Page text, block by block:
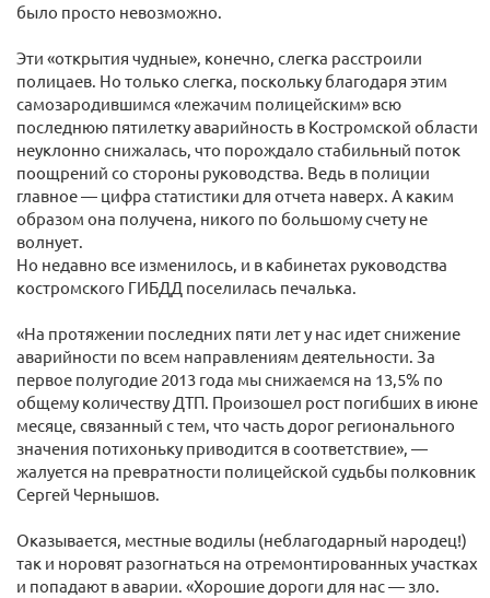
было просто невозможно.
Эти «открытия чудные», конечно, слегка расстроили
полицаев. Но только слегка, поскольку благодаря этим
самозародившимся «лежачим полицейским» всю
последнюю пятилетку аварийность в Костромской области
неуклонно снижалась, что порождало стабильный поток
поощрений со стороны руководства. Ведь в полиции
главное — цифра статистики для отчета наверх. А каким
образом она получена, никого по большому счету не
волнует.
Но недавно все изменилось, и в кабинетах руководства
костромского ГИБДД поселилась печалька.
«На протяжении последних пяти лет у нас идет снижение
аварийности по всем направлениям деятельности. За
первое полугодие 2013 года мы снижаемся на 13,5% по
общему количеству ДТП. Произошел рост погибших в июне
месяце, связанный с тем, что часть дорог регионального
значения потихоньку приводится в соответствие», —
жалуется на превратности полицейской судьбы полковник
Сергей Чернышов.
Оказывается, местные водилы (неблагодарный народец!)
так и норовят разогнаться на отремонтированных участках
и попадают в аварии. «Хорошие дороги для нас — зло.